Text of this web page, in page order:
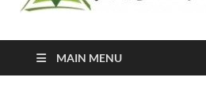
MAIN MENU